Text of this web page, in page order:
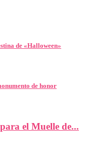
de «Halloween»
de honor
el Muelle de...